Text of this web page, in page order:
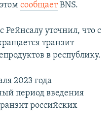
сообщаетBNS.
уточнил, что с
транзит
в республику.
2023 года
период введения
российских